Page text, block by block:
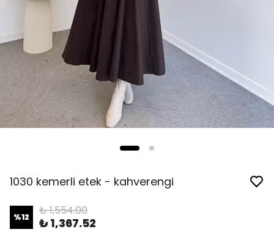
1030 kemerli etek - kahverengi
%12 ₺ 1,554.00
₺ 1,367.52